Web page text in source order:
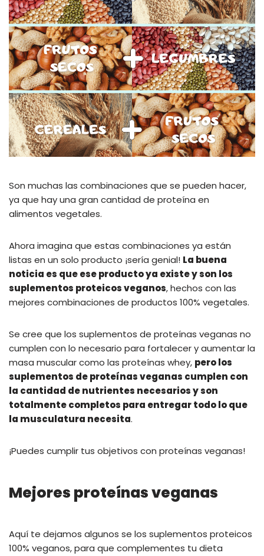
Son muchas las combinaciones que se pueden hacer,
ya que hay una gran cantidad de proteína en
alimentos vegetales.
Ahora imagina que estas combinaciones ya están
listas en un solo producto ¡sería genial! La buena
noticia es que ese producto ya existe y son los
suplementos proteicos veganos, hechos con las
mejores combinaciones de productos 100% vegetales.
Se cree que los suplementos de proteínas veganas no
cumplen con lo necesario para fortalecer y aumentar la
masa muscular como las proteínas whey, pero los
suplementos de proteínas veganas cumplen con
la cantidad de nutrientes necesarios y son
totalmente completos para entregar todo lo que
la musculatura necesita.
¡Puedes cumplir tus objetivos con proteínas veganas!
Mejores proteínas veganas
Aquí te dejamos algunos se los suplementos proteicos
100% veganos, para que complementes tu dieta